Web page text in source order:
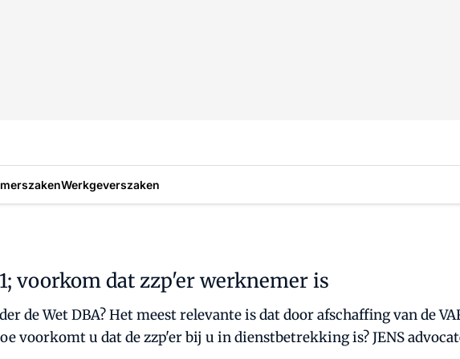
Werkgeverszaken
voorkom dat zzp'er werknemer is
de Wet DBA? Het meest relevante is dat door afschaffing van de
voorkomt u dat de zzp'er bij u in dienstbetrekking is? JENS